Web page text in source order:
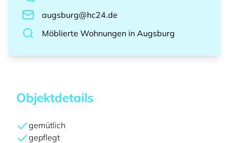
augsburg@hc24.de
Möblierte Wohnungen in Augsburg
Objektdetails
gemütlich
gepflegt